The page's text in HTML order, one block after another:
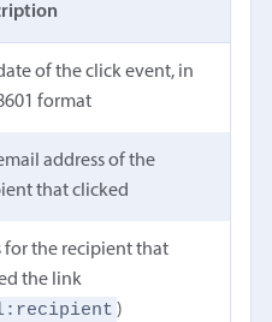
date of the click event, in
format
email address of the
that clicked
for the recipient that
the link
)